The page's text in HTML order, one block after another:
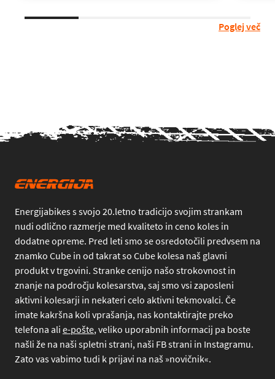
Poglej več
Energijabikes s svojo 20.letno tradicijo svojim strankam
nudi odlično razmerje med kvaliteto in ceno koles in
dodatne opreme. Pred leti smo se osredotočili predvsem na
znamko Cube in od takrat so Cube kolesa naš glavni
produkt v trgovini. Stranke cenijo našo strokovnost in
znanje na področju kolesarstva, saj smo vsi zaposleni
aktivni kolesarji in nekateri celo aktivni tekmovalci. Če
imate kakršna koli vprašanja, nas kontaktirajte preko
telefona ali e-pošte, veliko uporabnih informacij pa boste
našli že na naši spletni strani, naši FB strani in Instagramu.
Zato vas vabimo tudi k prijavi na naš »novičnik«.